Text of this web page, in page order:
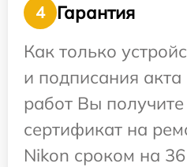
4
Гарантия
Как только
и подписания
работ Вы
сертификат на
Nikon сроком на